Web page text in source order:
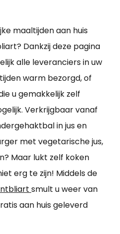
maaltijden aan huis
Dankzij deze pagina
alle leveranciers in uw
warm bezorgd, of
u gemakkelijk zelf
Verkrijgbaar vanaf
in jus en
met vegetarische jus,
Maar lukt zelf koken
erg te zijn! Middels de
smult u weer van
aan huis geleverd